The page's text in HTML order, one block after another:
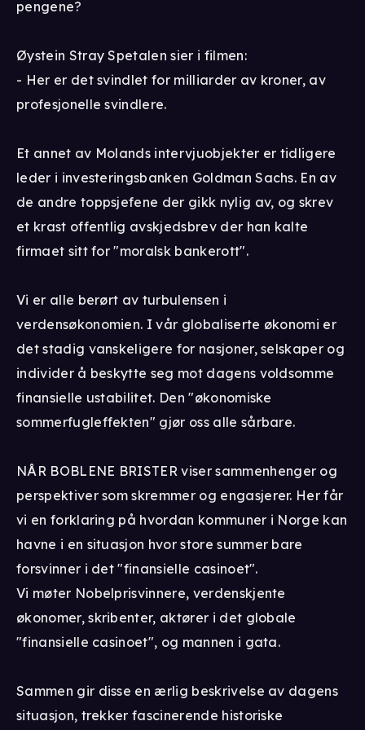
pengene?
Øystein Stray Spetalen sier i filmen:
- Her er det svindlet for milliarder av kroner, av
profesjonelle svindlere.
Et annet av Molands intervjuobjekter er tidligere
leder i investeringsbanken Goldman Sachs. En av
de andre toppsjefene der gikk nylig av, og skrev
et krast offentlig avskjedsbrev der han kalte
firmaet sitt for "moralsk bankerott".
Vi er alle berørt av turbulensen i
verdensøkonomien. I vår globaliserte økonomi er
det stadig vanskeligere for nasjoner, selskaper og
individer å beskytte seg mot dagens voldsomme
finansielle ustabilitet. Den "økonomiske
sommerfugleffekten" gjør oss alle sårbare.
NÅR BOBLENE BRISTER viser sammenhenger og
perspektiver som skremmer og engasjerer. Her får
vi en forklaring på hvordan kommuner i Norge kan
havne i en situasjon hvor store summer bare
forsvinner i det "finansielle casinoet".
Vi møter Nobelprisvinnere, verdenskjente
økonomer, skribenter, aktører i det globale
"finansielle casinoet", og mannen i gata.
Sammen gir disse en ærlig beskrivelse av dagens
situasjon, trekker fascinerende historiske